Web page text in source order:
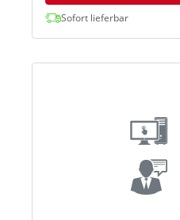
Sofort lieferbar